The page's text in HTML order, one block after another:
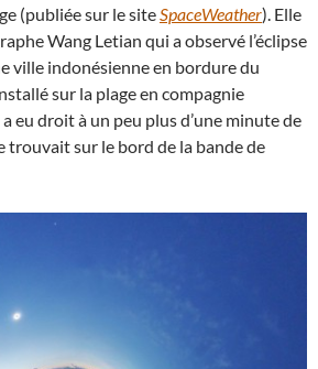
(publiée sur le siteSpaceWeather). Elle
Wang Letian qui a observé l’éclipse
ville indonésienne en bordure du
sur la plage en compagnie
eu droit à un peu plus d’une minute de
trouvait sur le bord de la bande de